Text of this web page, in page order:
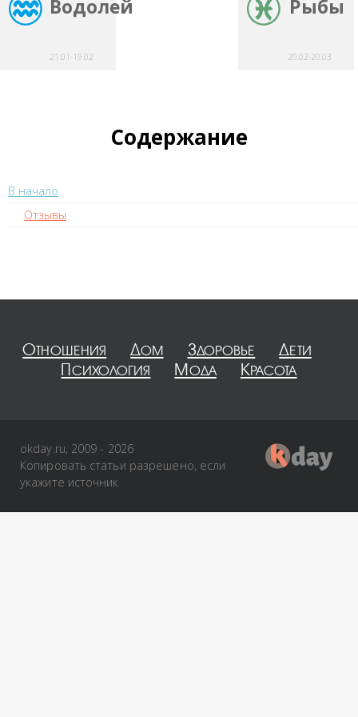
Водолей
21.01-19.02
Рыбы
20.02-20.03
Содержание
В начало
Отзывы
Отношения Дом Здоровье
Дети
Психология
Мода Красота
okday.ru, 2009 - 2026
Копировать статьи разрешено, если
укажите источник